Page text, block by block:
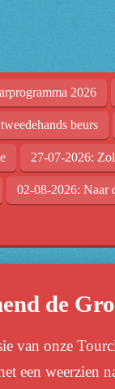
2026
beurs
27-07-2026:
02-08-2026: Naar
de
van onze
een weerzien